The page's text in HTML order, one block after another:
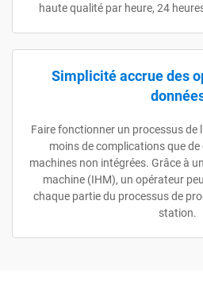
haute qualité par heure, 24
Simplicité accrue des
Faire fonctionner un processus de
moins de complications que
machines non intégrées. Grâce à
machine (IHM), un opérateur
chaque partie du processus de
station.